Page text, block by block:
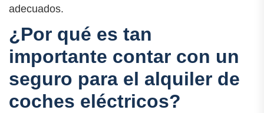
adecuados.
¿Por qué es tan
importante contar con un
seguro para el alquiler de
coches eléctricos?